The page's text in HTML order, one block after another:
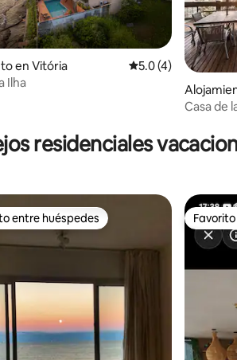
5.0 de 5, 7 reseñas
en Vitória Calificación
5.0 (4)
Ilha
Casa de
residenciales
huéspedes preferido
entre huéspedes